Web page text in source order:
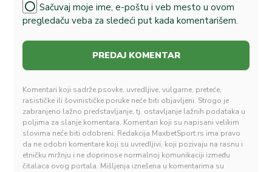
Sačuvaj moje ime, e-poštu i veb mesto u ovom
pregledaču veba za sledeći put kada komentarišem.
Komentari koji sadrže psovke, uvredljive, vulgarne, preteće,
rasističke ili šovinističke poruke neće biti objavljeni. Strogo je
zabranjeno lažno predstavljanje, tj. ostavljanje lažnih podataka u
poljima za slanje komentara. Komentari koji su napisani velikim
slovima neće biti odobreni. Redakcija MaxbetSport.rs ima pravo
da ne odobri komentare koji su uvredljivi, koji pozivaju na rasnu i
etničku mržnju i ne doprinose normalnoj komunikaciji između
čitalaca ovog portala. Mišljenja iznešena u komentarima su